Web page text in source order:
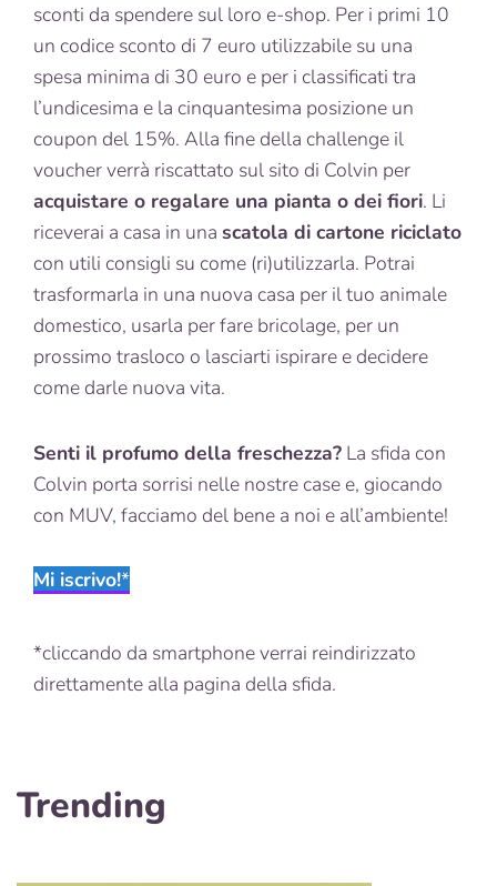
sconti da spendere sul loro e-shop. Per i primi 10
un codice sconto di 7 euro utilizzabile su una
spesa minima di 30 euro e per i classificati tra
l’undicesima e la cinquantesima posizione un
coupon del 15%. Alla fine della challenge il
voucher verrà riscattato sul sito di Colvin per
acquistare o regalare una pianta o dei fiori. Li
riceverai a casa in una scatola di cartone riciclato
con utili consigli su come (ri)utilizzarla. Potrai
trasformarla in una nuova casa per il tuo animale
domestico, usarla per fare bricolage, per un
prossimo trasloco o lasciarti ispirare e decidere
come darle nuova vita.
Senti il profumo della freschezza? La sfida con
Colvin porta sorrisi nelle nostre case e, giocando
con MUV, facciamo del bene a noi e all’ambiente!
Mi iscrivo!*
*cliccando da smartphone verrai reindirizzato
direttamente alla pagina della sfida.
Trending